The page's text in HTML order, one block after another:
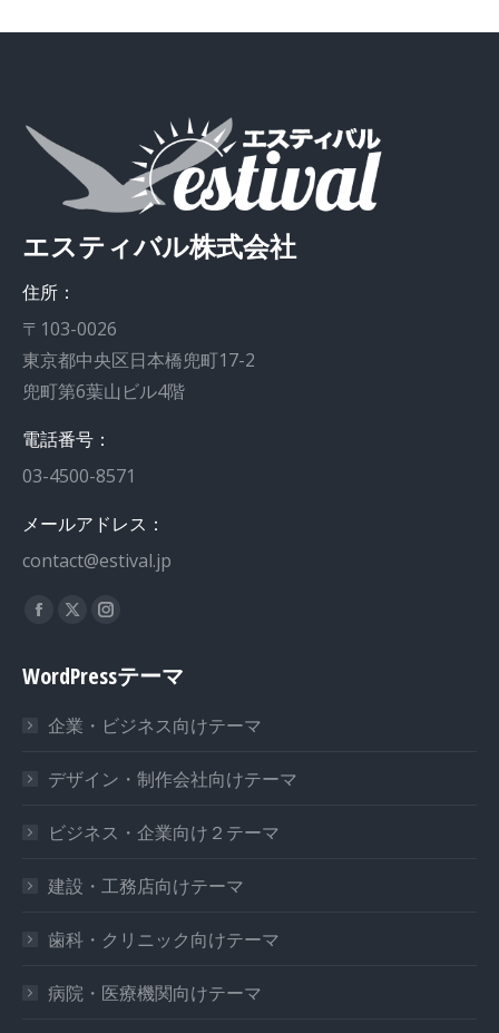
エスティバル株式会社
住所：
〒103-0026
東京都中央区日本橋兜町17-2
兜町第6葉山ビル4階
電話番号：
03-4500-8571
メールアドレス：
contact@estival.jp
私達を見つけてください：
WordPressテーマ
企業・ビジネス向けテーマ
デザイン・制作会社向けテーマ
ビジネス・企業向け２テーマ
建設・工務店向けテーマ
歯科・クリニック向けテーマ
病院・医療機関向けテーマ